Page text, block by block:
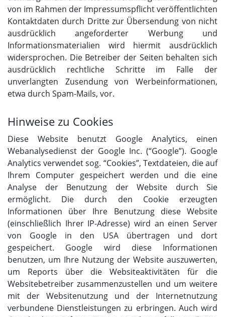
von im Rahmen der Impressumspflicht veröffentlichten
Kontaktdaten durch Dritte zur Übersendung von nicht
ausdrücklich angeforderter Werbung und
Informationsmaterialien wird hiermit ausdrücklich
widersprochen. Die Betreiber der Seiten behalten sich
ausdrücklich rechtliche Schritte im Falle der
unverlangten Zusendung von Werbeinformationen,
etwa durch Spam-Mails, vor.
Hinweise zu Cookies
Diese Website benutzt Google Analytics, einen
Webanalysedienst der Google Inc. (“Google”). Google
Analytics verwendet sog. “Cookies”, Textdateien, die auf
Ihrem Computer gespeichert werden und die eine
Analyse der Benutzung der Website durch Sie
ermöglicht. Die durch den Cookie erzeugten
Informationen über Ihre Benutzung diese Website
(einschließlich Ihrer IP-Adresse) wird an einen Server
von Google in den USA übertragen und dort
gespeichert. Google wird diese Informationen
benutzen, um Ihre Nutzung der Website auszuwerten,
um Reports über die Websiteaktivitäten für die
Websitebetreiber zusammenzustellen und um weitere
mit der Websitenutzung und der Internetnutzung
verbundene Dienstleistungen zu erbringen. Auch wird